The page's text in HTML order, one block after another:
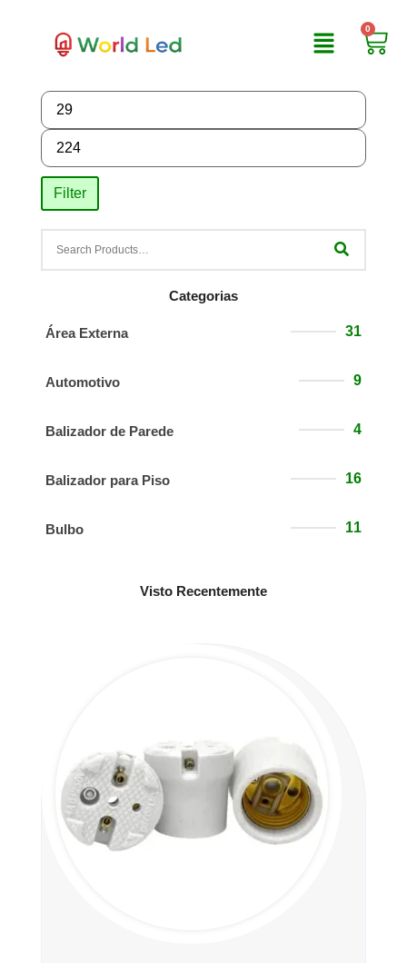
0
Filter
Categorias
Área Externa 31
Automotivo 9
Balizador de Parede 4
Balizador para Piso 16
Bulbo 11
Visto Recentemente